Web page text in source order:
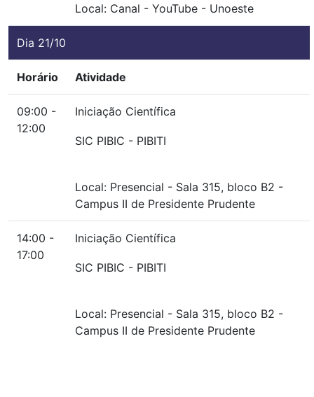
Local: Canal - YouTube - Unoeste
Dia 21/10
Horário Atividade
09:00 -
12:00
Iniciação Científica
SIC PIBIC - PIBITI
Local: Presencial - Sala 315, bloco B2 -
Campus II de Presidente Prudente
14:00 -
17:00
Iniciação Científica
SIC PIBIC - PIBITI
Local: Presencial - Sala 315, bloco B2 -
Campus II de Presidente Prudente